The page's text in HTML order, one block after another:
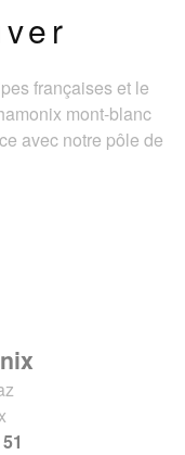
françaises et le
mont-blanc
avec notre pôle de